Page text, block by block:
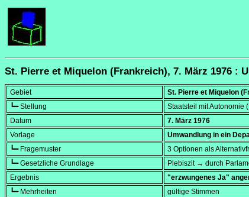
St. Pierre et Miquelon (Frankreich), 7. März 1976 :
Gebiet
St. Pierre et Miquelon
┗━ Stellung
Staatsteil mit Autonomie
Datum
7. März 1976
Vorlage
Umwandlung in ein
┗━ Fragemuster
3 Optionen als
┗━ Gesetzliche Grundlage
Plebiszit → durch
Ergebnis
"erzwungenes Ja"
┗━ Mehrheiten
gültige Stimmen